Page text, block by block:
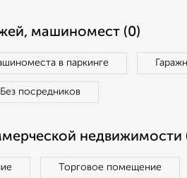
машиномест (0)
в паркинге
Без посредников
недвижимости
Торговое помещение